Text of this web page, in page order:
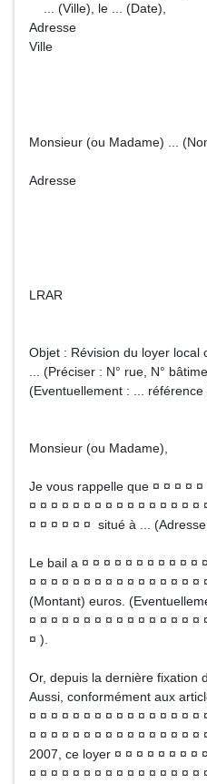
... (Ville), le ... (Date),
Adresse
Ville
Monsieur (ou Madame) ...
Adresse
LRAR
Objet : Révision du loyer local
... (Préciser : N° rue, N°
(Eventuellement : ... référence
Monsieur (ou Madame),
Je vous rappelle que ¤ ¤ ¤ ¤
¤ ¤ ¤ ¤ ¤ ¤ ¤ ¤ ¤ ¤ ¤ ¤ ¤ ¤ ¤ ¤
¤ ¤ ¤ ¤ ¤ ¤ situé à ... (Adresse
Le bail a ¤ ¤ ¤ ¤ ¤ ¤ ¤ ¤ ¤ ¤ ¤
¤ ¤ ¤ ¤ ¤ ¤ ¤ ¤ ¤ ¤ ¤ ¤ ¤ ¤ ¤ ¤
(Montant) euros.
¤ ¤ ¤ ¤ ¤ ¤ ¤ ¤ ¤ ¤ ¤ ¤ ¤ ¤ ¤ ¤
¤ ).
Or, depuis la dernière fixation
Aussi, conformément aux
¤ ¤ ¤ ¤ ¤ ¤ ¤ ¤ ¤ ¤ ¤ ¤ ¤ ¤ ¤ ¤
¤ ¤ ¤ ¤ ¤ ¤ ¤ ¤ ¤ ¤ ¤ ¤ ¤ ¤ ¤
2007, ce loyer ¤ ¤ ¤ ¤ ¤ ¤ ¤ ¤
¤ ¤ ¤ ¤ ¤ ¤ ¤ ¤ ¤ ¤ ¤ ¤ ¤ ¤ ¤